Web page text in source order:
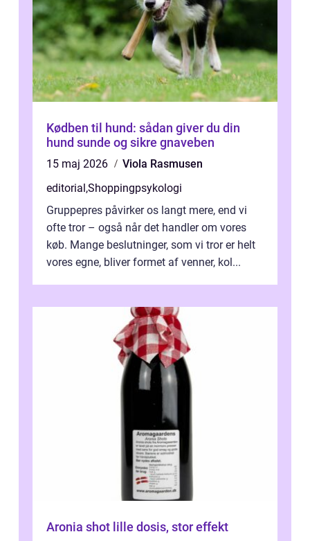
Kødben til hund: sådan giver du din
hund sunde og sikre gnaveben
15 maj 2026
Viola Rasmusen
editorial ,Shoppingpsykologi
Gruppepres påvirker os langt mere, end vi
ofte tror – også når det handler om vores
køb. Mange beslutninger, som vi tror er helt
vores egne, bliver formet af venner, kol...
Aronia shot lille dosis, stor effekt